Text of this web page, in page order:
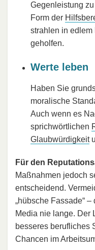
Gegenleistung
Form der
strahlen in edlem
geholfen.
Werte leben
Haben Sie
moralische
Auch wenn es
sprichwörtlichen
Glaubwürdigkeit
Für den
Maßnahmen jedoch
entscheidend.
„hübsche Fassade“
Media nie lange. Der
besseres berufliches
Chancen im